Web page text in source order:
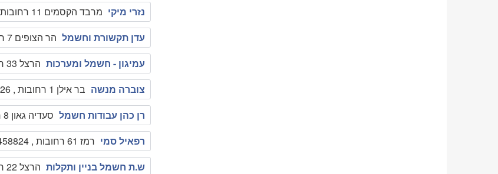
נזרי מיקי מרבד הקסמים 11 רחובות , 089464137
עדן תקשורת וחשמל הר הצופים 7 רחובות , 0522654912
עמיגון - חשמל ומערכות הרצל 33 רחובות , 0506455633
צוברה מנשה בר אילן 1 רחובות , 089450126
רן כהן עבודות חשמל סעדיה גאון 8 רחובות , 0523640761
רפאיל סמי רמז 61 רחובות , 089458824
ש.ת חשמל בניין ותקלות הרצל 22 רחובות , 0505609910